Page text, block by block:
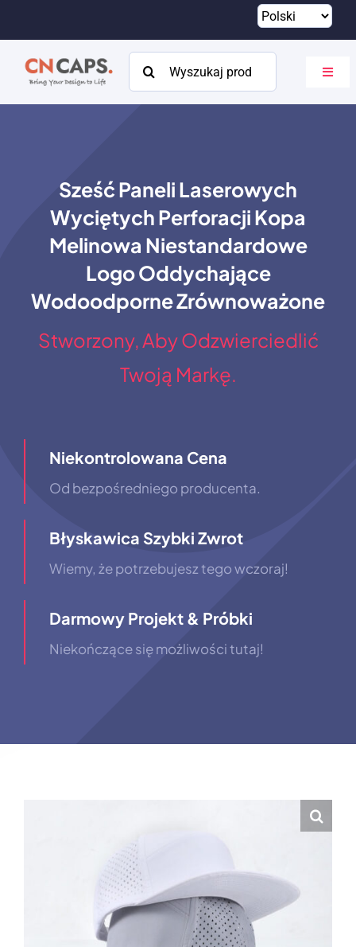
treści
Szukaj:
Katalog
Kontakt
Sześć Paneli Laserowych
Wyciętych Perforacji Kopa
Melinowa Niestandardowe
Logo Oddychające
Wodoodporne Zrównoważone
Stworzony, Aby Odzwierciedlić
Twoją Markę.
Niekontrolowana Cena
Od bezpośredniego producenta.
Błyskawica Szybki Zwrot
Wiemy, że potrzebujesz tego wczoraj!
Darmowy Projekt & Próbki
Niekończące się możliwości tutaj!